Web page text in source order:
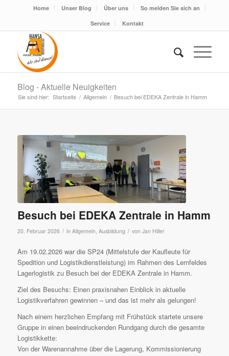
Home Unser Blog Über uns
So melden Sie sich an
Service
Kontakt
Blog - Aktuelle Neuigkeiten
Sie sind hier: Startseite / Allgemein / Besuch bei EDEKA Zentrale in Hamm
Besuch bei EDEKA Zentrale in Hamm
20. Februar 2026 / in Allgemein Ausbildung / von Jan Hiller
Am 19.02.2026 war die SP24 (Mittelstufe der Kaufleute für
Spedition und Logistikdienstleistung) im Rahmen des Lernfeldes
Lagerlogistik zu Besuch bei der EDEKA Zentrale in Hamm.
Ziel des Besuchs: Einen praxisnahen Einblick in aktuelle
Logistikverfahren gewinnen – und das ist mehr als gelungen!
Nach einem herzlichen Empfang mit Frühstück startete unsere
Gruppe in einen beeindruckenden Rundgang durch die gesamte
Logistikkette:
Von der Warenannahme über die Lagerung, Kommissionierung